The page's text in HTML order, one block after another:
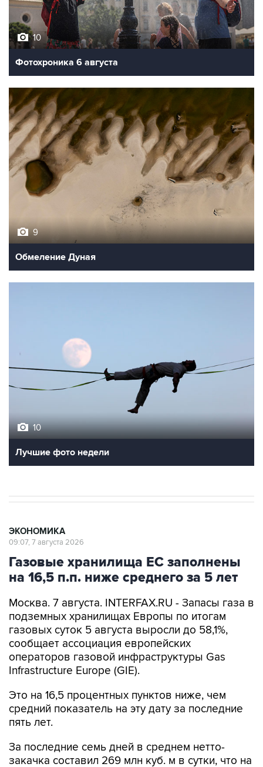
Фотохроника 6 августа
Обмеление Дуная
Лучшие фото недели
Газовые хранилища ЕС заполнены
на 16,5 п.п. ниже среднего за 5 лет
Москва. 7 августа. INTERFAX.RU - Запасы газа в
газовых суток 5 августа выросли до 58,1%,
сообщает ассоциация европейских
операторов газовой инфраструктуры Gas
Infrastructure Europe (GIE).
Это на 16,5 процентных пунктов ниже, чем
пять лет.
За последние семь дней в среднем нетто-
21,6% меньше среднего пятилетнего значения.